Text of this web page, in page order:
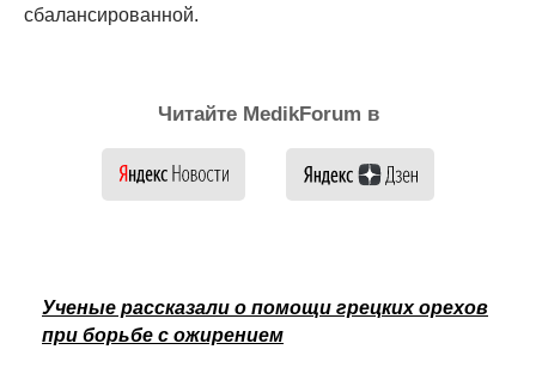
сбалансированной.
Читайте MedikForum в
Ученые рассказали о помощи грецких орехов
при борьбе с ожирением